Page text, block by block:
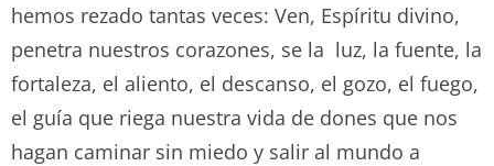
hemos rezado tantas veces: Ven, Espíritu divino,
penetra nuestros corazones, se la luz, la fuente, la
fortaleza, el aliento, el descanso, el gozo, el fuego,
el guía que riega nuestra vida de dones que nos
hagan caminar sin miedo y salir al mundo a